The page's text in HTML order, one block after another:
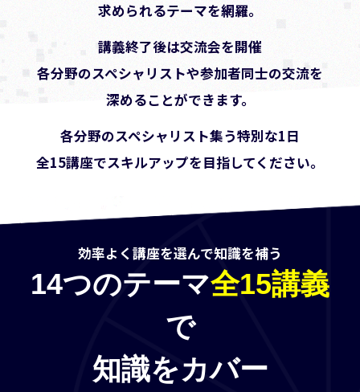
求められるテーマを網羅。
講義終了後は交流会を開催
各分野のスペシャリストや参加者同士の交流を
深めることができます。
各分野のスペシャリスト集う特別な1日
全15講座でスキルアップを目指してください。
効率よく講座を選んで知識を補う
14つのテーマ全15講義
で
知識をカバー